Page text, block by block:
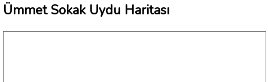
Ümmet Sokak Uydu Haritası